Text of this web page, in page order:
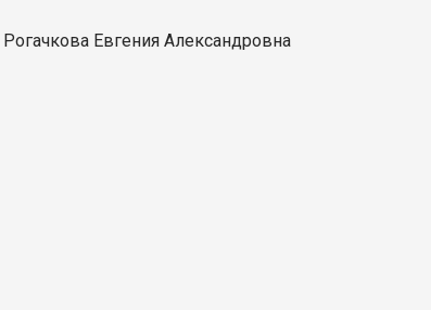
Рогачкова Евгения Александровна